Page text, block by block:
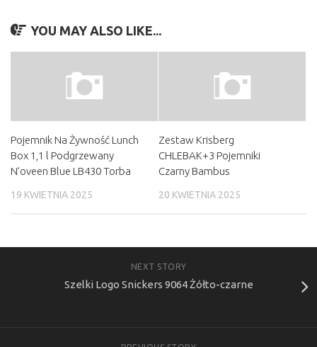
YOU MAY ALSO LIKE...
Pojemnik Na Żywność Lunch
Box 1,1 l Podgrzewany
N’oveen Blue LB430 Torba
19 KWIETNIA 2025
Zestaw Krisberg
CHLEBAK+3 Pojemniki
Czarny Bambus
20 KWIETNIA 2025
NEXT STORY
Szelki Logo Snickers 9064 Żółto-czarne